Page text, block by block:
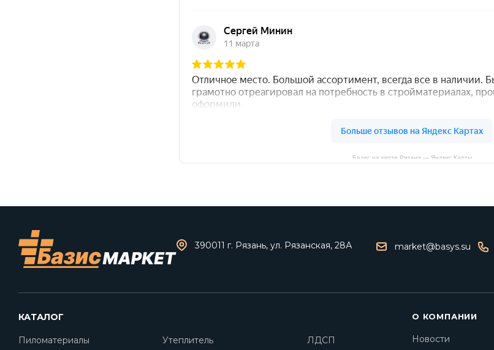
Базис на карте Рязани — Яндекс Карты
390011 г. Рязань, ул. Рязанская, 28А market@basys.su
КАТАЛОГ
Пиломатериалы Утеплитель ЛДСП
О КОМПАНИИ
Новости